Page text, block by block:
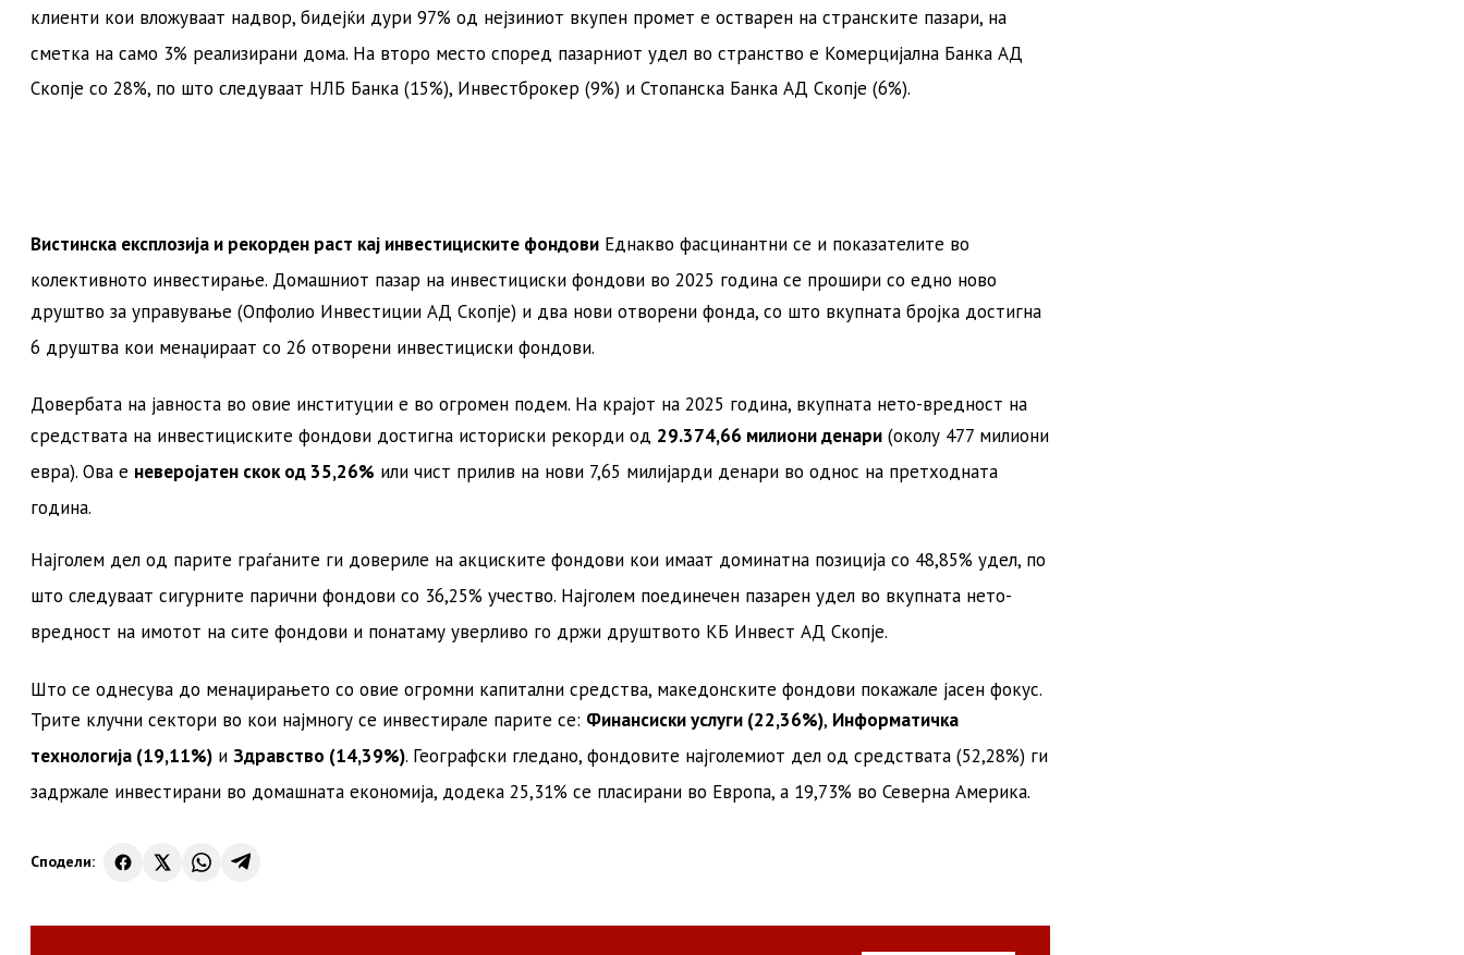
клиенти кои вложуваат надвор, бидејќи дури 97% од нејзиниот вкупен промет е остварен на странските пазари, на
сметка на само 3% реализирани дома. На второ место според пазарниот удел во странство е Комерцијална Банка АД
Скопје со 28%, по што следуваат НЛБ Банка (15%), Инвестброкер (9%) и Стопанска Банка АД Скопје (6%).
Вистинска експлозија и рекорден раст кај инвестициските фондови Еднакво фасцинантни се и показателите во
колективното инвестирање. Домашниот пазар на инвестициски фондови во 2025 година се прошири со едно ново
друштво за управување (Опфолио Инвестиции АД Скопје) и два нови отворени фонда, со што вкупната бројка достигна
6 друштва кои менаџираат со 26 отворени инвестициски фондови.
Довербата на јавноста во овие институции е во огромен подем. На крајот на 2025 година, вкупната нето-вредност на
средствата на инвестициските фондови достигна историски рекорди од 29.374,66 милиони денари (околу 477 милиони
евра). Ова е неверојатен скок од 35,26% или чист прилив на нови 7,65 милијарди денари во однос на претходната
година.
Најголем дел од парите граѓаните ги довериле на акциските фондови кои имаат доминатна позиција со 48,85% удел, по
што следуваат сигурните парични фондови со 36,25% учество. Најголем поединечен пазарен удел во вкупната нето-
вредност на имотот на сите фондови и понатаму уверливо го држи друштвото КБ Инвест АД Скопје.
Што се однесува до менаџирањето со овие огромни капитални средства, македонските фондови покажале јасен фокус.
Трите клучни сектори во кои најмногу се инвестирале парите се: Финансиски услуги (22,36%), Информатичка
технологија (19,11%) и Здравство (14,39%). Географски гледано, фондовите најголемиот дел од средствата (52,28%) ги
задржале инвестирани во домашната економија, додека 25,31% се пласирани во Европа, а 19,73% во Северна Америка.
Сподели: